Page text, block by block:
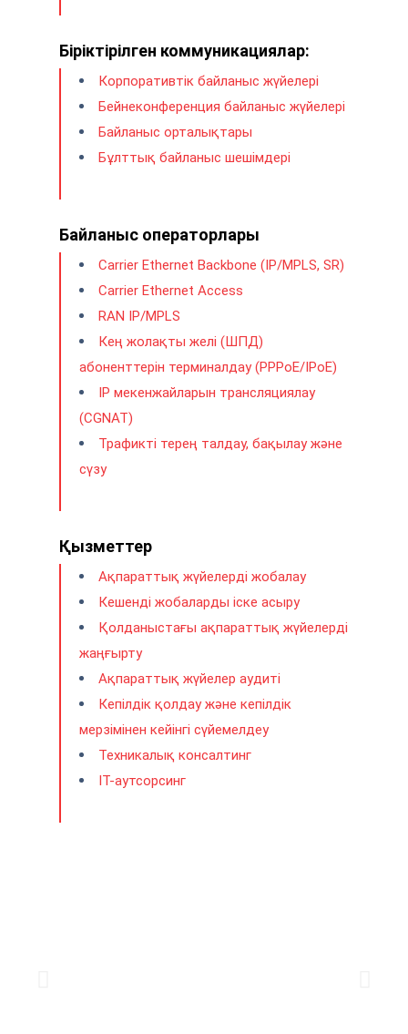
Біріктірілген коммуникациялар:
Корпоративтік байланыс жүйелері
Бейнеконференция байланыс жүйелері
Байланыс орталықтары
Бұлттық байланыс шешімдері
Байланыс операторлары
Carrier Ethernet Backbone (IP/MPLS, SR)
Carrier Ethernet Access
RAN IP/MPLS
Кең жолақты желі (ШПД)
абоненттерін терминалдау (PPPoE/IPoE)
IP мекенжайларын трансляциялау
(CGNAT)
Трафикті терең талдау, бақылау және
сүзу
Қызметтер
Ақпараттық жүйелерді жобалау
Кешенді жобаларды іске асыру
Қолданыстағы ақпараттық жүйелерді
жаңғырту
Ақпараттық жүйелер аудиті
Кепілдік қолдау және кепілдік
мерзімінен кейінгі сүйемелдеу
Техникалық консалтинг
IT-аутсорсинг